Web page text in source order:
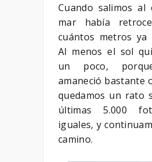
Cuando salimos al
mar había
cuántos metros ya
Al menos el sol
un poco,
amaneció bastante
quedamos un rato
últimas 5.000
iguales, y
camino.